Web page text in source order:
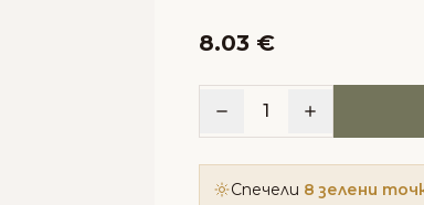
8.03 €
1
Спечели 8 зелени